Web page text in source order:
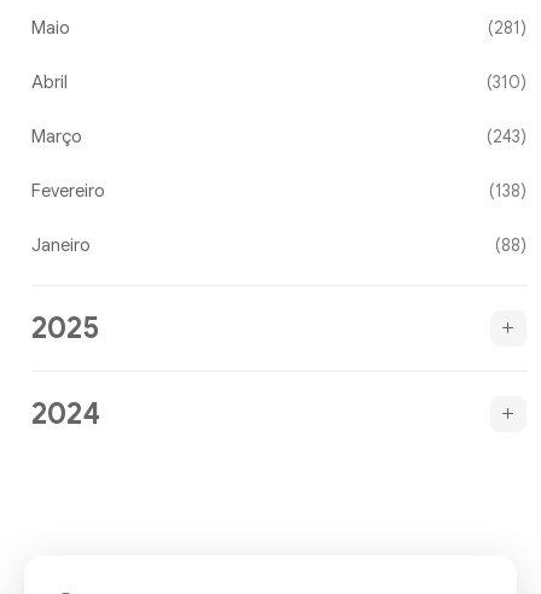
Maio (281)
Abril (310)
Março (243)
Fevereiro (138)
Janeiro (88)
2025
2024